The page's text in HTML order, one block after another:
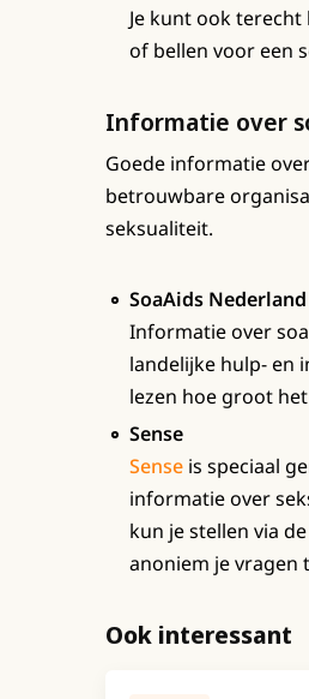
Je kunt ook terecht
of bellen voor een
Informatie over
Goede informatie
betrouwbare
seksualiteit.
SoaAids Nederland
Informatie over
landelijke hulp- en
lezen hoe groot
Sense
Sense is speciaal
informatie over
kun je stellen via
anoniem je vragen
Ook interessant